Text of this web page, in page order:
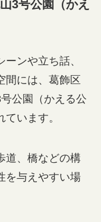
3号公園（かえ
ンや立ち話、
間には、葛飾区
公園（かえる公
います。
道、橋などの構
を与えやすい場